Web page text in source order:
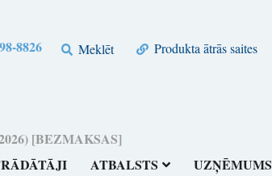
8826 Meklēt Produkta ātrās saites
ATBALSTS UZŅĒMUMS
[BEZMAKSAS]